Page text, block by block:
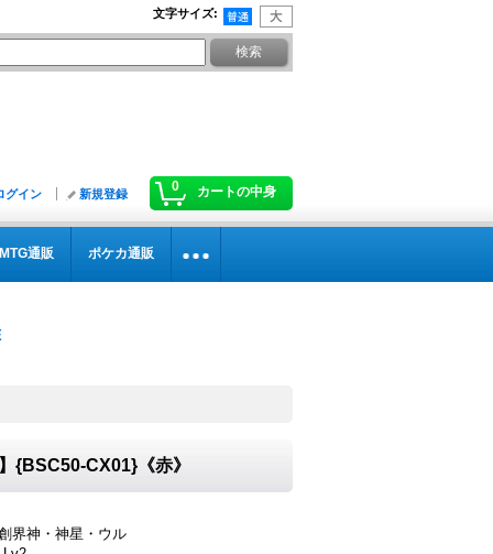
文字サイズ:
0 カートの中身
グイン 新規登録
MTG通販 ポケカ通販
{BSC50-CX01}《赤》
界神・神星・ウル